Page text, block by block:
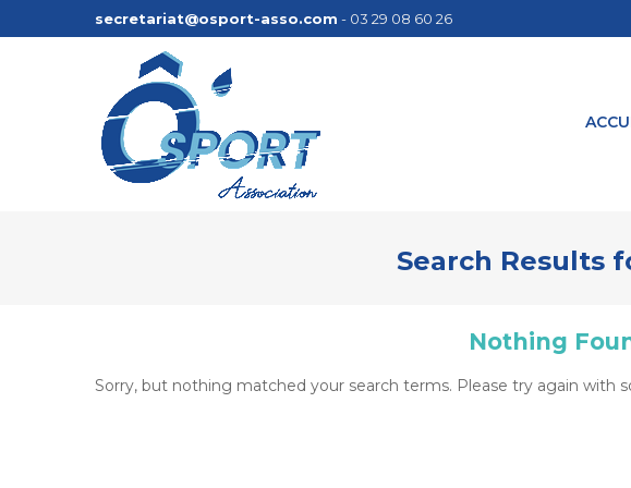
secretariat@osport-asso.com - 03 29 08 60 26
Search Results
Nothing
Sorry, but nothing matched your search terms. Please try again with